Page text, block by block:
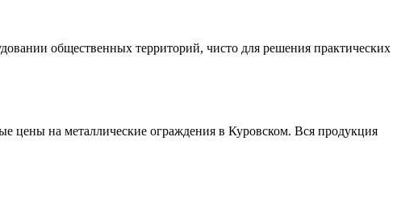
общественных территорий, чисто для решения практических
цены на металлические ограждения в Куровском. Вся продукция